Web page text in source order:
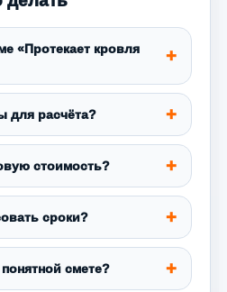
«Протекает кровля
для расчёта?
стоимость?
сроки?
смете?